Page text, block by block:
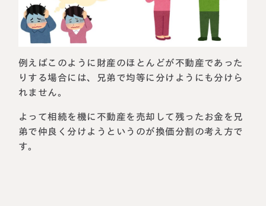
例えばこのように財産のほとんどが不動産であった
りする場合には、兄弟で均等に分けようにも分けら
れません。
よって相続を機に不動産を売却して残ったお金を兄
弟で仲良く分けようというのが換価分割の考え方で
す。